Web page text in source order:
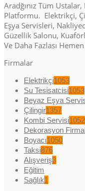
Aradğınız Tüm
Platformu. Elektrikçi,
Eşya Servisleri,
Güzellik Salonu,
Ve Daha Fazlası
Firmalar
Elektrikçi1053
Su Tesisatcisi1053
Beyaz Eşya
Çilingir1357
Kombi Servisi1052
Dekorasyon
Boyacı1050
Taksi876
Alışveriş3
Eğitim
Sağlık1